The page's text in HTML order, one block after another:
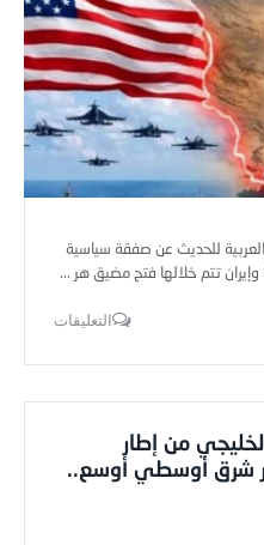
للحديث عن صفقة سياسية
تتم خلالها فتح مضيق هر ...
التعليقات
من إطار
شرق أوسطي أوسع..